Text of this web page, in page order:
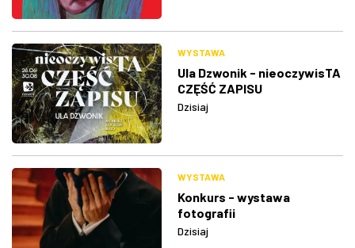
WYSTAWA
Ula Dzwonik - nieoczywisTA
CZĘŚĆ ZAPISU
Dzisiaj
WYSTAWA
Konkurs - wystawa
fotografii
Dzisiaj